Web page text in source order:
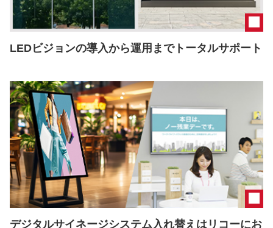
LEDビジョンの導入から運用までトータルサポート
デジタルサイネージシステム入れ替えはリコーにお